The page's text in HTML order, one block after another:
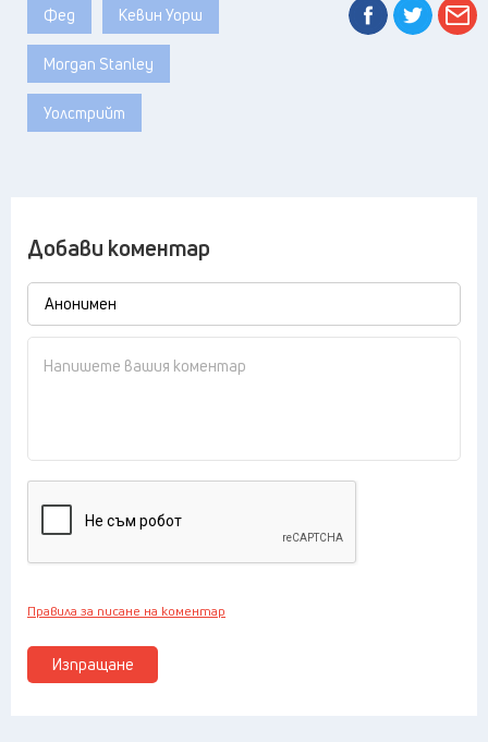
Фед Кевин Уорш
Morgan Stanley
Уолстрийт
Добави коментар
Изпращане
Правила за писане на коментар